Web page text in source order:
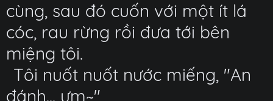
cùng, sau đó cuốn với một ít lá
cóc, rau rừng rồi đưa tới bên
miệng tôi.
Tôi nuốt nuốt nước miếng, "An
đánh... ưm~"